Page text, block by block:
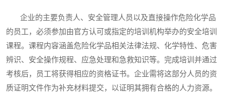
企业的主要负责人、安全管理人员以及直接操作危险化学品
的员工，必须参加由官方认可或指定的培训机构举办的安全培训
课程。课程内容涵盖危险化学品相关法律法规、化学特性、危害
辨识、安全操作规程、应急处理和急救知识等。完成培训并通过
考核后，员工将获得相应的资格证书。企业需将这部分人员的资
质证明文件作为补充材料提交，以证明其拥有合格的人力资源。